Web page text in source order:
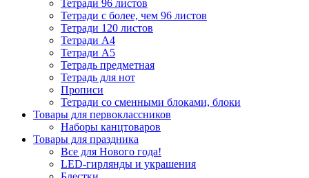
Тетради 96 листов
Тетради с более, чем 96 листов
Тетради 120 листов
Тетради А4
Тетради А5
Тетрадь предметная
Тетрадь для нот
Прописи
Тетради со сменными блоками, блоки
Товары для первоклассников
Наборы канцтоваров
Товары для праздника
Все для Нового года!
LED-гирлянды и украшения